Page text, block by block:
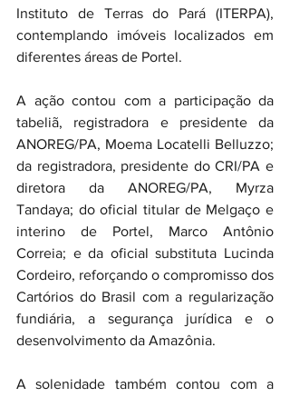
Instituto de Terras do Pará (ITERPA),
contemplando imóveis localizados em
diferentes áreas de Portel.
A ação contou com a participação da
tabeliã, registradora e presidente da
ANOREG/PA, Moema Locatelli Belluzzo;
da registradora, presidente do CRI/PA e
diretora da ANOREG/PA, Myrza
Tandaya; do oficial titular de Melgaço e
interino de Portel, Marco Antônio
Correia; e da oficial substituta Lucinda
Cordeiro, reforçando o compromisso dos
Cartórios do Brasil com a regularização
fundiária, a segurança jurídica e o
desenvolvimento da Amazônia.
A solenidade também contou com a